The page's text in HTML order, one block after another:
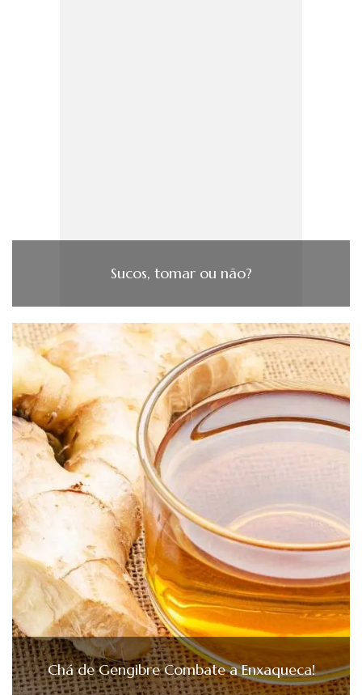
Sucos, tomar ou não?
Chá de Gengibre Combate a Enxaqueca!